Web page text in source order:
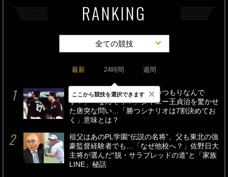
RANKING
全ての競技
最新 24時間 週間
「監督、今日は何対何で勝つつもりなんで
す？」「なんで今？」ダイエー王貞治を驚かせ
た唐突な問い…「勝つシナリオは7割決めてお
く」意味とは？
祖父はあのPL学園“伝説の名将”、父も東北の強
豪監督経験者でも…「なぜ他校へ？」佐野日大
主将が選んだ“脱・サラブレッドの道”と「家族
LINE」秘話
ここから競技を選択できます ×